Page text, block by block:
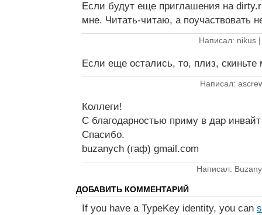
Если будут еще приглашения на
мне. Читать-читаю, а поучаствовать
Написал: nikus
Если еще остались, то, плиз,
Написал:
Коллеги!
С благодарностью приму в дар
Спасибо.
buzanych (гаф) gmail.com
Написал:
ДОБАВИТЬ КОММЕНТАРИЙ
If you have a TypeKey identity, you can